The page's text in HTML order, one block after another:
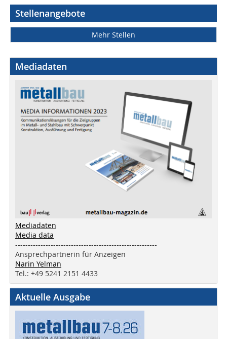
Stellenangebote
Mehr Stellen
Mediadaten
Mediadaten
Media data
--------------------------------------------------------
Ansprechpartnerin für Anzeigen
Narin Yelman
Tel.: +49 5241 2151 4433
Aktuelle Ausgabe